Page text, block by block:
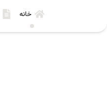
خانه